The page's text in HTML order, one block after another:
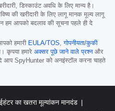
डिस्काउंट अवधि के लिए मान्य है।
की खरीदारी के लिए लागू मानक मूल्य लागू
हम आपको बदलाव की सूचना पहले ही दे
हमारी EULA/TOS,गोपनीयता/कुकी
कृपया हमारे अक्सर पूछे जाने वाले प्रश्नऔर
आप SpyHunter को अनइंस्टॉल करना चाहते
का खतरा मूल्यांकन मानदंड